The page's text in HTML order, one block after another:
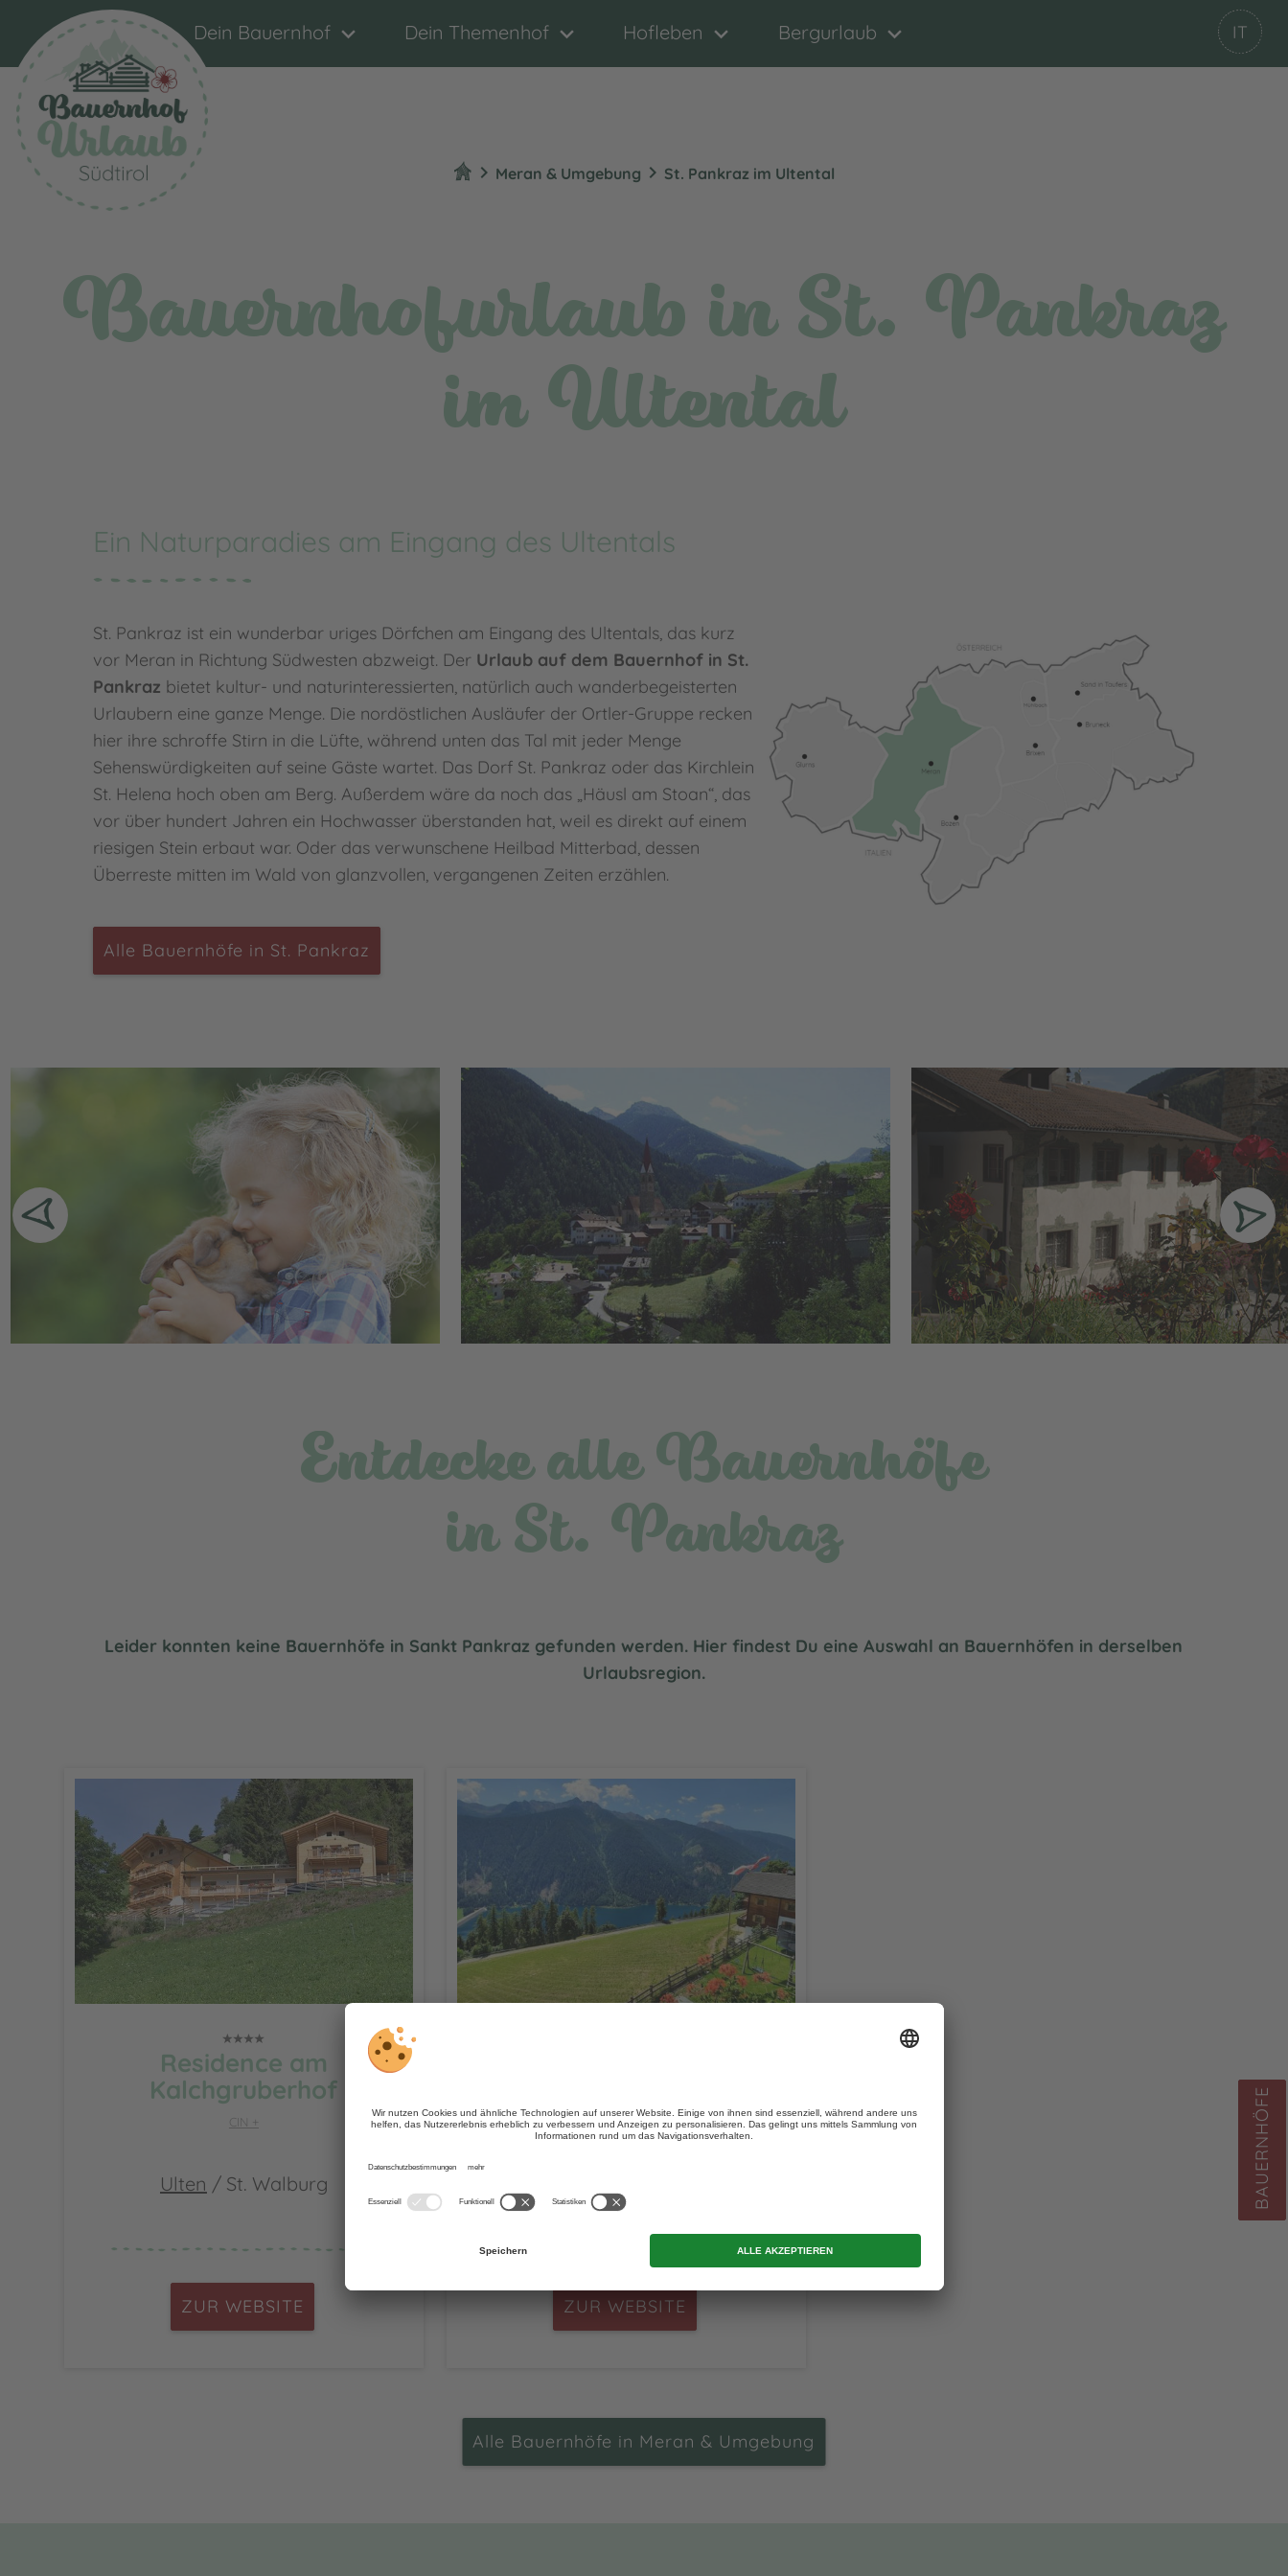
IT
Dein Bauernhof Dein Themenhof Hofleben Bergurlaub
BAUERNHÖFE
chevron_right Meran & Umgebung chevron_right St. Pankraz im Ultental
Bauernhofurlaub in St. Pankraz
im Ultental
Ein Naturparadies am Eingang des Ultentals
St. Pankraz ist ein wunderbar uriges Dörfchen am Eingang des Ultentals, das kurz
vor Meran in Richtung Südwesten abzweigt. Der Urlaub auf dem Bauernhof in St.
Pankraz bietet kultur- und naturinteressierten, natürlich auch wanderbegeisterten
Urlaubern eine ganze Menge. Die nordöstlichen Ausläufer der Ortler-Gruppe recken
hier ihre schroffe Stirn in die Lüfte, während unten das Tal mit jeder Menge
Sehenswürdigkeiten auf seine Gäste wartet. Das Dorf St. Pankraz oder das Kirchlein
St. Helena hoch oben am Berg. Außerdem wäre da noch das „Häusl am Stoan“, das
vor über hundert Jahren ein Hochwasser überstanden hat, weil es direkt auf einem
riesigen Stein erbaut war. Oder das verwunschene Heilbad Mitterbad, dessen
Überreste mitten im Wald von glanzvollen, vergangenen Zeiten erzählen.
Alle Bauernhöfe in St. Pankraz
Entdecke alle Bauernhöfe
in St. Pankraz
Leider konnten keine Bauernhöfe in Sankt Pankraz gefunden werden. Hier findest Du eine Auswahl an Bauernhöfen in derselben
Urlaubsregion.
Residence am
Kalchgruberhof
CIN +
Ulten / St. Walburg
ZUR WEBSITE ZUR WEBSITE
Alle Bauernhöfe in Meran & Umgebung